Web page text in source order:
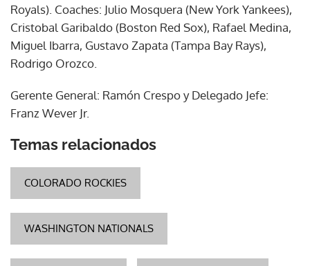
Royals). Coaches: Julio Mosquera (New York Yankees),
Cristobal Garibaldo (Boston Red Sox), Rafael Medina,
Miguel Ibarra, Gustavo Zapata (Tampa Bay Rays),
Rodrigo Orozco.
Gerente General: Ramón Crespo y Delegado Jefe:
Franz Wever Jr.
Temas relacionados
COLORADO ROCKIES
WASHINGTON NATIONALS